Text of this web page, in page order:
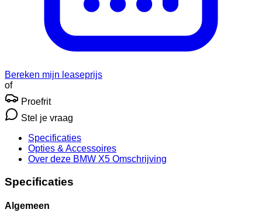
Bereken mijn leaseprijs
of
Proefrit
Stel je vraag
Specificaties
Opties & Accessoires
Over deze BMW X5 Omschrijving
Specificaties
Algemeen